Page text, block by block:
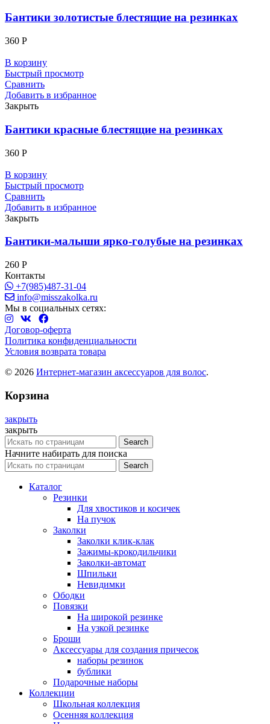
Бантики золотистые блестящие на резинках
360 Р
В корзину
Быстрый просмотр
Сравнить
Добавить в избранное
Закрыть
Бантики красные блестящие на резинках
360 Р
В корзину
Быстрый просмотр
Сравнить
Добавить в избранное
Закрыть
Бантики-малыши ярко-голубые на резинках
260 Р
Контакты
+7(985)487-31-04
info@misszakolka.ru
Мы в социальных сетях:
Договор-оферта
Политика конфиденциальности
Условия возврата товара
© 2026 Интернет-магазин аксессуаров для волос.
Корзина
закрыть
закрыть
Search
Начните набирать для поиска
Search
Каталог
Резинки
Для хвостиков и косичек
На пучок
Заколки
Заколки клик-клак
Зажимы-крокодильчики
Заколки-автомат
Шпильки
Невидимки
Ободки
Повязки
На широкой резинке
На узкой резинке
Броши
Аксессуары для создания причесок
наборы резинок
бублики
Подарочные наборы
Коллекции
Школьная коллекция
Осенняя коллекция